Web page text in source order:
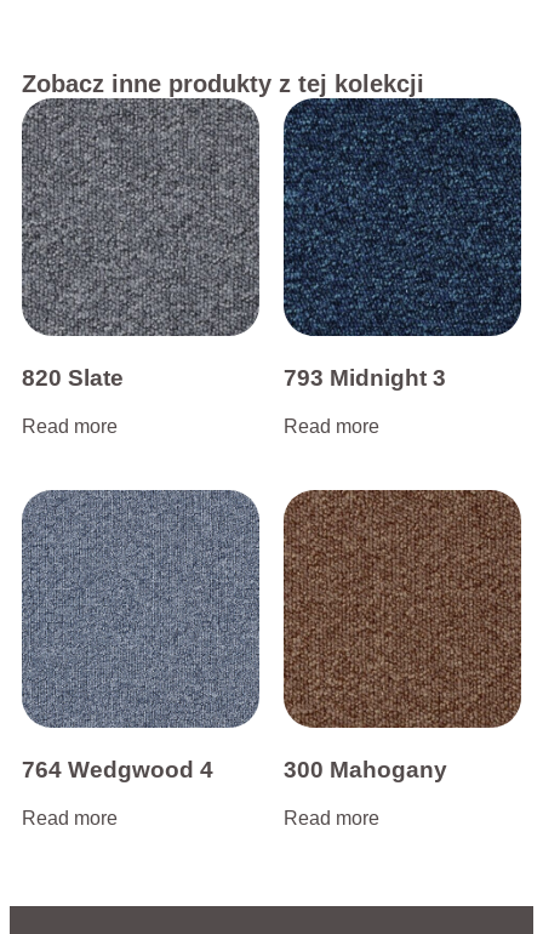
Zobacz inne produkty z tej kolekcji
820 Slate
Read more
793 Midnight 3
Read more
764 Wedgwood 4
Read more
300 Mahogany
Read more